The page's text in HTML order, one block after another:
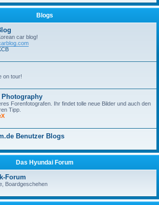
Blogs
car blog!
on tour!
Photography
Forenfotografen. Ihr findet tolle neue Bilder und auch den
Tipp.
Benutzer Blogs
Das Hyundai Forum
Forum
Boardgeschehen